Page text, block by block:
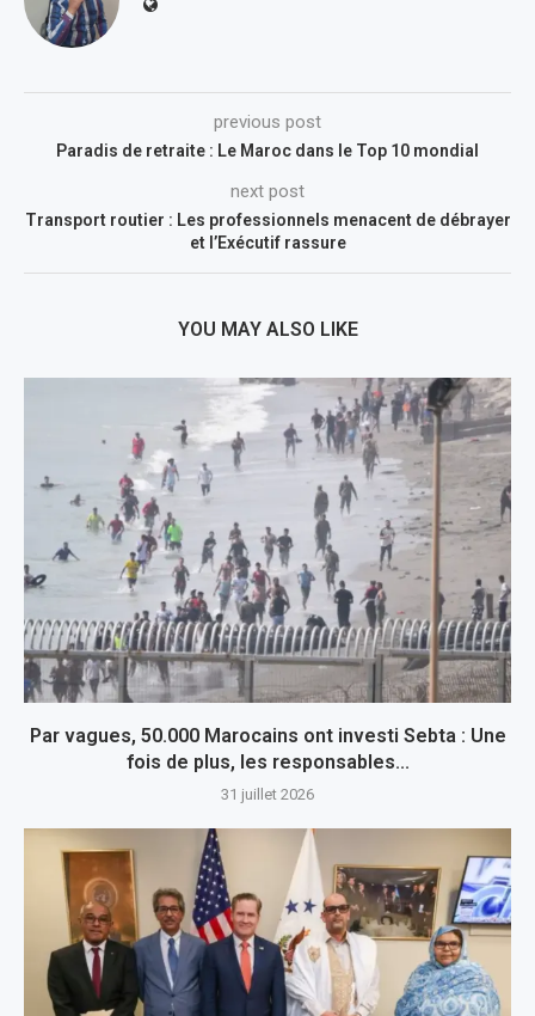
previous post
Paradis de retraite : Le Maroc dans le Top 10 mondial
next post
Transport routier : Les professionnels menacent de débrayer
et l’Exécutif rassure
YOU MAY ALSO LIKE
Par vagues, 50.000 Marocains ont investi Sebta : Une
fois de plus, les responsables...
31 juillet 2026